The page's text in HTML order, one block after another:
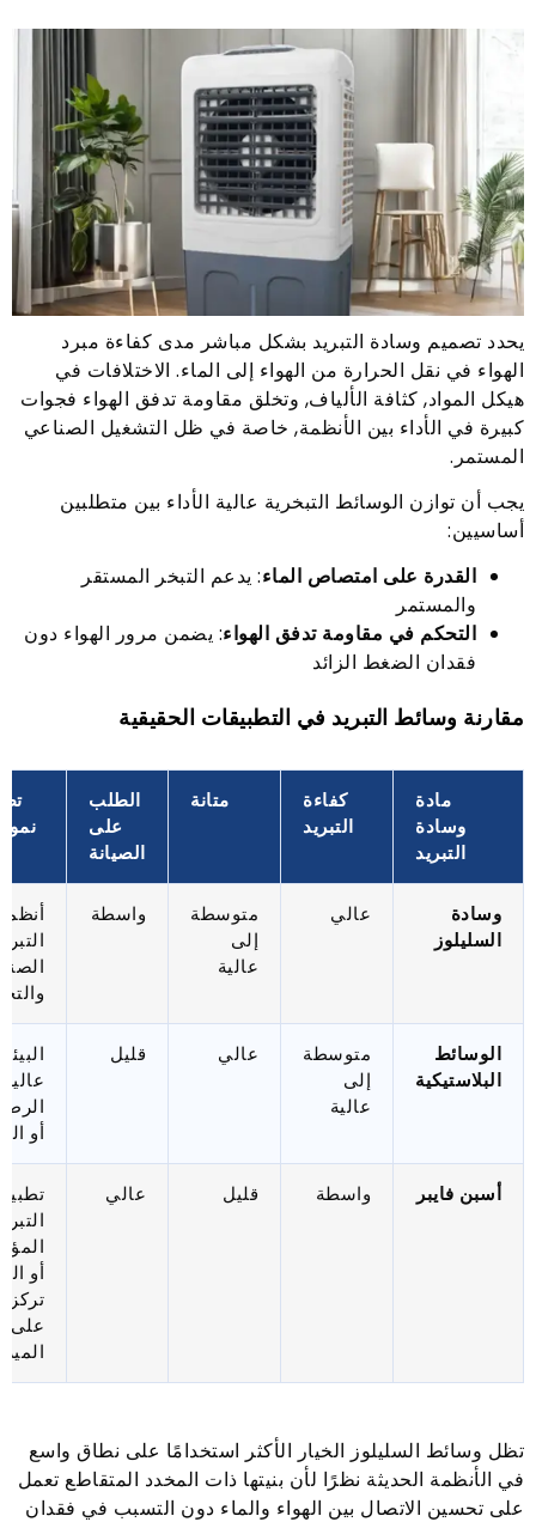
يحدد تصميم وسادة التبريد بشكل مباشر مدى كفاءة مبرد
الهواء في نقل الحرارة من الهواء إلى الماء. الاختلافات في
هيكل المواد, كثافة الألياف, وتخلق مقاومة تدفق الهواء فجوات
كبيرة في الأداء بين الأنظمة, خاصة في ظل التشغيل الصناعي
المستمر.
يجب أن توازن الوسائط التبخرية عالية الأداء بين متطلبين
أساسيين:
القدرة على امتصاص الماء: يدعم التبخر المستقر
والمستمر
التحكم في مقاومة تدفق الهواء: يضمن مرور الهواء دون
فقدان الضغط الزائد
مقارنة وسائط التبريد في التطبيقات الحقيقية
مادة
وسادة
التبريد
كفاءة
التبريد
متانة
الطلب
على
الصيانة
وسادة
السليلوز
عالي
متوسطة
إلى
عالية
واسطة
الوسائط
البلاستيكية
متوسطة
إلى
عالية
عالي قليل
عالية
أو
أسبن فايبر واسطة قليل عالي
أو
تركز
على
تظل وسائط السليلوز الخيار الأكثر استخدامًا على نطاق واسع
في الأنظمة الحديثة نظرًا لأن بنيتها ذات المخدد المتقاطع تعمل
على تحسين الاتصال بين الهواء والماء دون التسبب في فقدان